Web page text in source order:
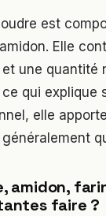
est
Elle
et une
qui explique
elle
amidon,
faire ?